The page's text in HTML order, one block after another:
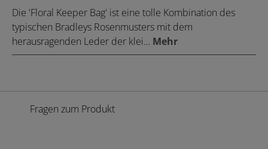
Die 'Floral Keeper Bag' ist eine tolle Kombination des
typischen Bradleys Rosenmusters mit dem
herausragenden Leder der klei… Mehr
Fragen zum Produkt